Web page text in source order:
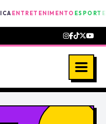
ENTRETENIMENTO